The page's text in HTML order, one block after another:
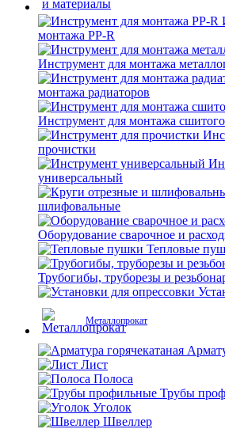
монтажа PP-R
Инструмент для монтажа
монтажа радиаторов
Инструмент для монтажа
прочистки
универсальный
шлифовальные
Оборудование сварочное и
Тепловые
Трубогибы, труборезы и
Металлопрокат
Лист
Полоса
Трубы
Уголок
Швеллер